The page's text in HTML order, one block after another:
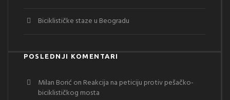
Biciklističke staze u Beogradu
POSLEDNJI KOMENTARI
Milan Borić on Reakcija na peticiju protiv pešačko-
biciklističkog mosta